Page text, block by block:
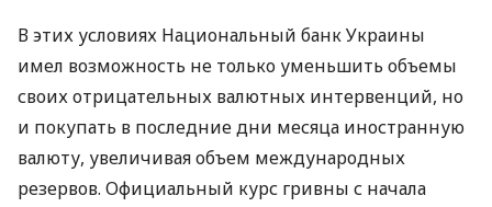
В этих условиях Национальный банк Украины
имел возможность не только уменьшить объемы
своих отрицательных валютных интервенций, но
и покупать в последние дни месяца иностранную
валюту, увеличивая объем международных
резервов. Официальный курс гривны с начала